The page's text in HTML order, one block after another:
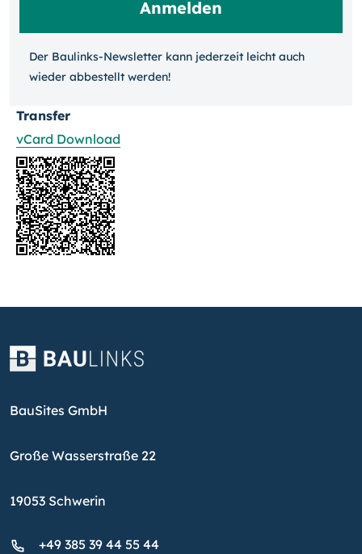
Der Baulinks-Newsletter kann jeder­zeit leicht auch
wieder ab­bestellt werden!
Transfer
vCard Download
BauSites GmbH
Große Wasserstraße 22
19053 Schwerin
+49 385 39 44 55 44